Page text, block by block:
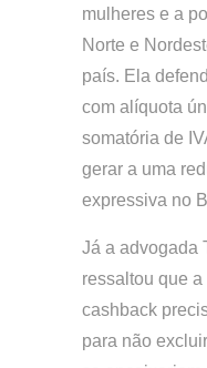
mulheres e a
Norte e
país. Ela
com alíquota
somatória de
gerar a uma
expressiva no
Já a advogada
ressaltou que
cashback
para não